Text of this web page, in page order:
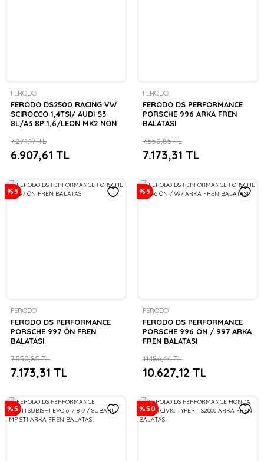
FERODO
FERODO DS2500 RACING VW
SCIROCCO 1,4TSI/ AUDI S3
8L/A3 8P 1,6/LEON MK2 NON
6.907,61 TL
7.271,17 TL
FERODO
FERODO DS PERFORMANCE
PORSCHE 996 ARKA FREN
BALATASI
7.173,31 TL
7.550,85 TL
%5
FERODO
FERODO DS PERFORMANCE
PORSCHE 997 ÖN FREN
BALATASI
7.173,31 TL
7.550,85 TL
%5
FERODO
FERODO DS PERFORMANCE
PORSCHE 996 ÖN / 997 ARKA
FREN BALATASI
10.627,12 TL
11.186,44 TL
%5 %50